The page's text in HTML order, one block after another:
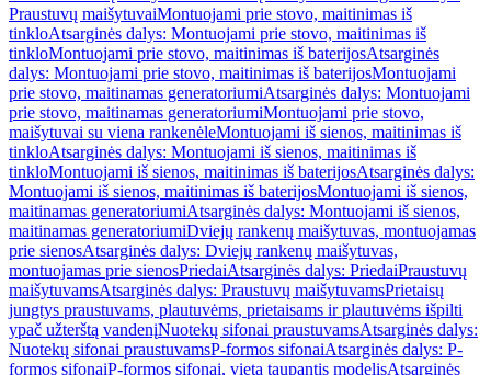
Praustuvų maišytuvaiMontuojami prie stovo, maitinimas iš
tinkloAtsarginės dalys: Montuojami prie stovo, maitinimas iš
tinkloMontuojami prie stovo, maitinimas iš baterijosAtsarginės
dalys: Montuojami prie stovo, maitinimas iš baterijosMontuojami
prie stovo, maitinamas generatoriumiAtsarginės dalys: Montuojami
prie stovo, maitinamas generatoriumiMontuojami prie stovo,
maišytuvai su viena rankenėleMontuojami iš sienos, maitinimas iš
tinkloAtsarginės dalys: Montuojami iš sienos, maitinimas iš
tinkloMontuojami iš sienos, maitinimas iš baterijosAtsarginės dalys:
Montuojami iš sienos, maitinimas iš baterijosMontuojami iš sienos,
maitinamas generatoriumiAtsarginės dalys: Montuojami iš sienos,
maitinamas generatoriumiDviejų rankenų maišytuvas, montuojamas
prie sienosAtsarginės dalys: Dviejų rankenų maišytuvas,
montuojamas prie sienosPriedaiAtsarginės dalys: PriedaiPraustuvų
maišytuvamsAtsarginės dalys: Praustuvų maišytuvamsPrietaisų
jungtys praustuvams, plautuvėms, prietaisams ir plautuvėms išpilti
ypač užterštą vandenįNuotekų sifonai praustuvamsAtsarginės dalys:
Nuotekų sifonai praustuvamsP-formos sifonaiAtsarginės dalys: P-
formos sifonaiP-formos sifonai, vietą taupantis modelisAtsarginės